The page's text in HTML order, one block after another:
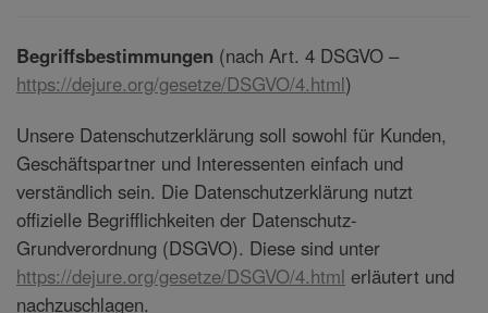
Begriffsbestimmungen (nach Art. 4 DSGVO –
https://dejure.org/gesetze/DSGVO/4.html)
Unsere Datenschutzerklärung soll sowohl für Kunden,
Geschäftspartner und Interessenten einfach und
verständlich sein. Die Datenschutzerklärung nutzt
offizielle Begrifflichkeiten der Datenschutz-
Grundverordnung (DSGVO). Diese sind unter
https://dejure.org/gesetze/DSGVO/4.html erläutert und
nachzuschlagen.